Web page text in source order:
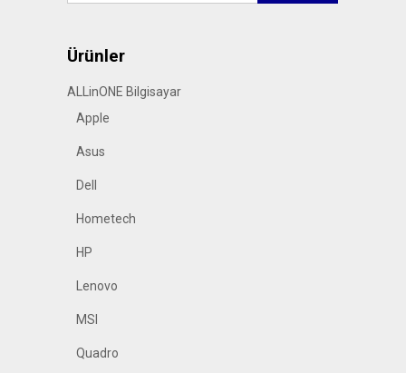
Ürünler
ALLinONE Bilgisayar
Apple
Asus
Dell
Hometech
HP
Lenovo
MSI
Quadro